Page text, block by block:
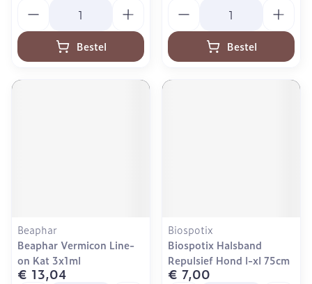
Bestel Bestel
Beaphar
Beaphar Vermicon Line-
on Kat 3x1ml
€ 13,04
Biospotix
Biospotix Halsband
Repulsief Hond l-xl 75cm
€ 7,00